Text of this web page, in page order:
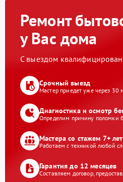
Ремонт
у Вас дома
С выездом
Срочный выезд
Мастер приедет уже через 30
Диагностика и осмотр
Определим причину поломки
Мастера со стажем 7+ лет
Работаем с техникой любой
Гарантия до 12 месяцев
Составляем договор,